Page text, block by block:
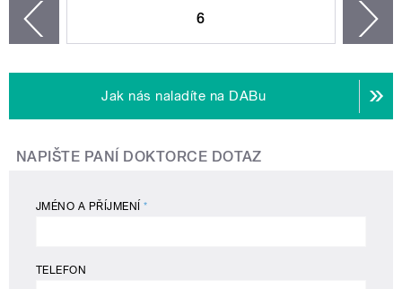
6
Jak nás naladíte na DABu
NAPIŠTE PANÍ DOKTORCE DOTAZ
JMÉNO A PŘÍJMENÍ*
TELEFON